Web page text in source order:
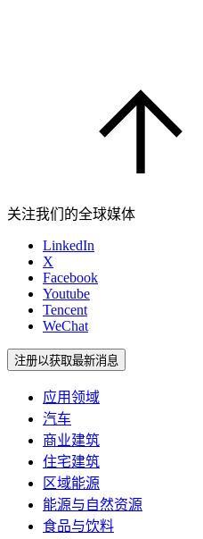
关注我们的全球媒体
LinkedIn
X
Facebook
Youtube
Tencent
WeChat
注册以获取最新消息
应用领域
汽车
商业建筑
住宅建筑
区域能源
能源与自然资源
食品与饮料